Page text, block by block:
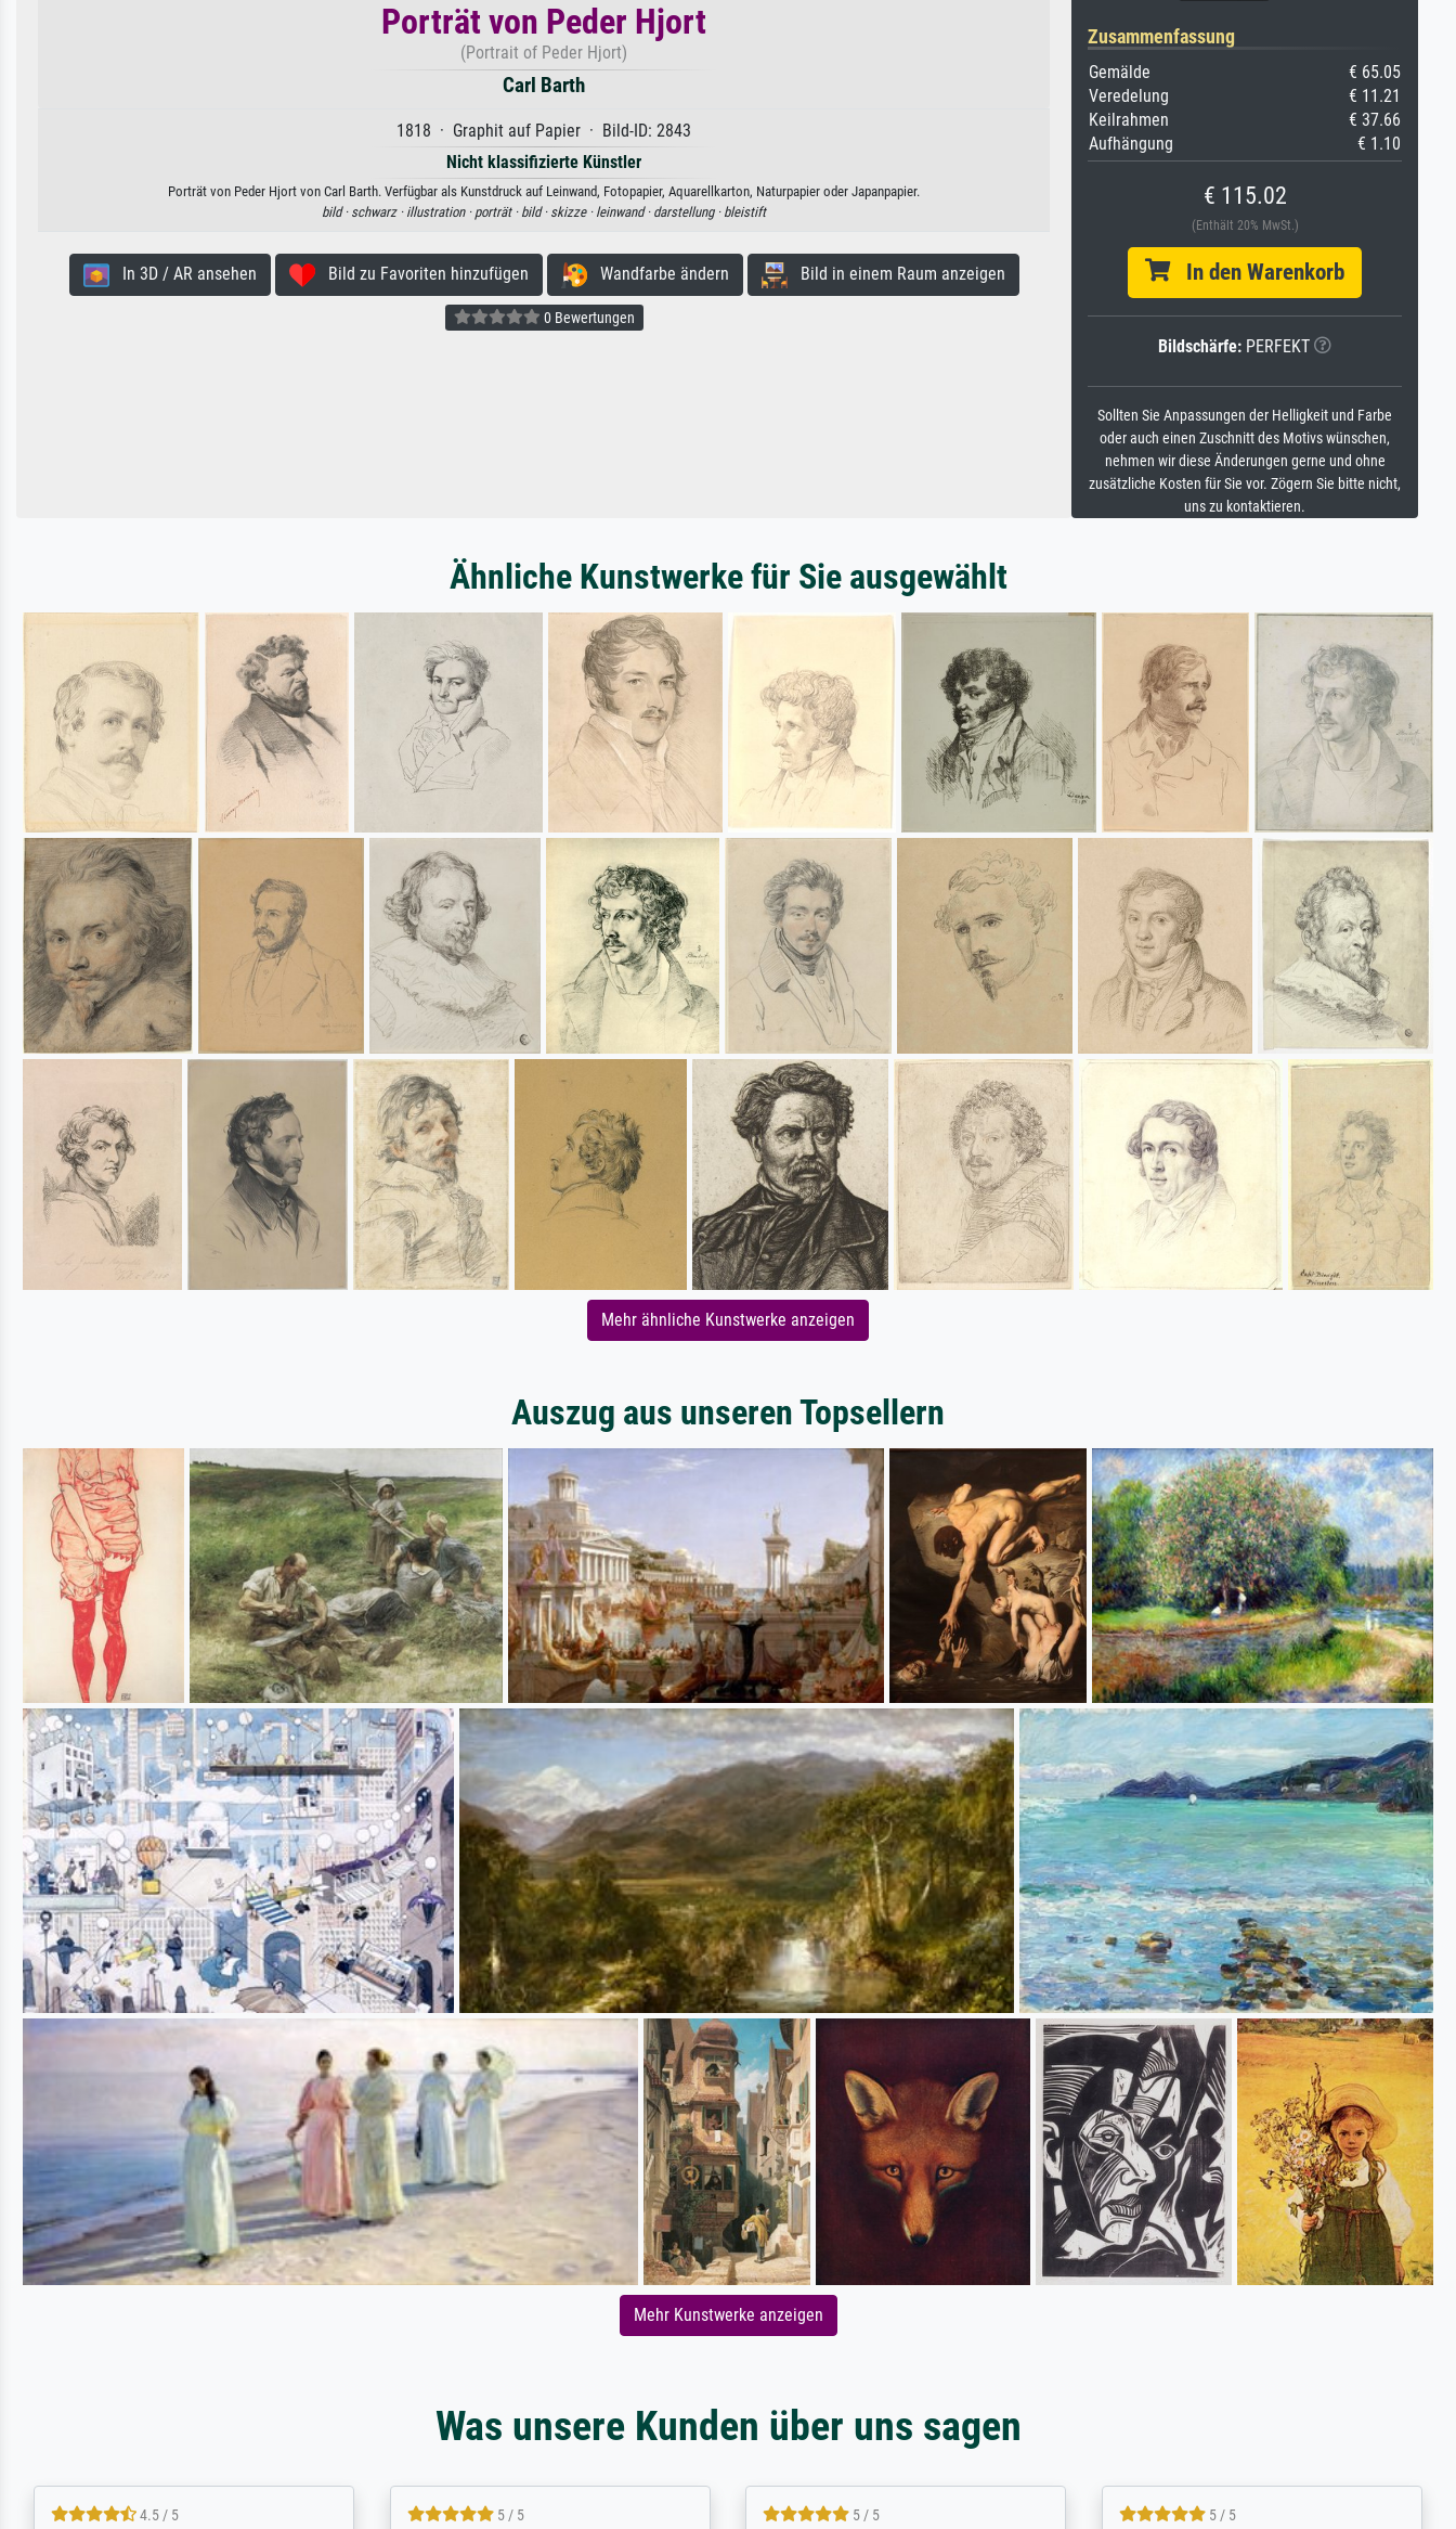
Porträt von Peder Hjort
(Portrait of Peder Hjort)
Carl Barth
1818 · Graphit auf Papier · Bild-ID: 2843
Nicht klassifizierte Künstler
Porträt von Peder Hjort von Carl Barth. Verfügbar als Kunstdruck auf Leinwand, Fotopapier, Aquarellkarton, Naturpapier oder Japanpapier.
bild · schwarz · illustration · porträt · bild · skizze · leinwand · darstellung · bleistift
In 3D / AR ansehen Bild zu Favoriten hinzufügen Wandfarbe ändern Bild in einem Raum anzeigen
0 Bewertungen
Zusammenfassung
Gemälde
€ 65.05
Veredelung
€ 11.21
Keilrahmen
€ 37.66
Aufhängung
€ 1.10
€ 115.02
(Enthält 20% MwSt.)
In den Warenkorb
Bildschärfe: PERFEKT
Sollten Sie Anpassungen der Helligkeit und Farbe
oder auch einen Zuschnitt des Motivs wünschen,
nehmen wir diese Änderungen gerne und ohne
zusätzliche Kosten für Sie vor. Zögern Sie bitte nicht,
uns zu kontaktieren.
Ähnliche Kunstwerke für Sie ausgewählt
Mehr ähnliche Kunstwerke anzeigen
Auszug aus unseren Topsellern
Mehr Kunstwerke anzeigen
Was unsere Kunden über uns sagen
5 / 5 5 / 5 5 / 5 5 / 5